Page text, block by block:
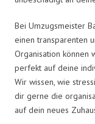
Bei Umzugsmeister
einen transparenten
Organisation können
perfekt auf deine
Wir wissen, wie
dir gerne die
auf dein neues